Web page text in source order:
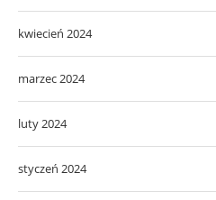
kwiecień 2024
marzec 2024
luty 2024
styczeń 2024